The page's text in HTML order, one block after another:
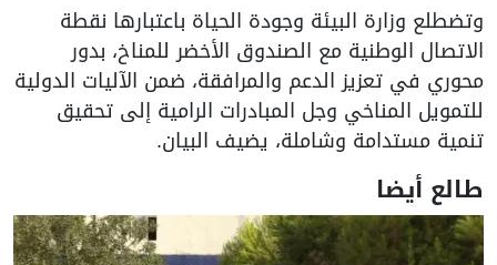
وتضطلع وزارة البيئة وجودة الحياة باعتبارها نقطة
الاتصال الوطنية مع الصندوق الأخضر للمناخ، بدور
محوري في تعزيز الدعم والمرافقة، ضمن الآليات الدولية
للتمويل المناخي وجل المبادرات الرامية إلى تحقيق
تنمية مستدامة وشاملة، يضيف البيان.
طالع أيضا